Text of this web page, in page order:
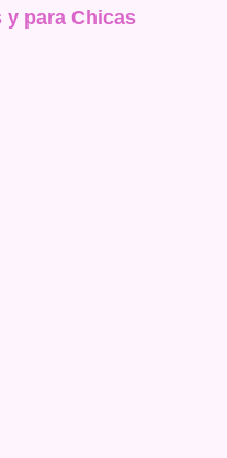
y para Chicas